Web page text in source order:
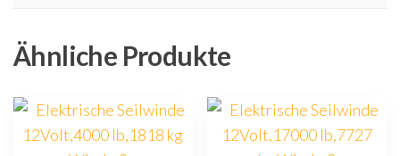
Ähnliche Produkte